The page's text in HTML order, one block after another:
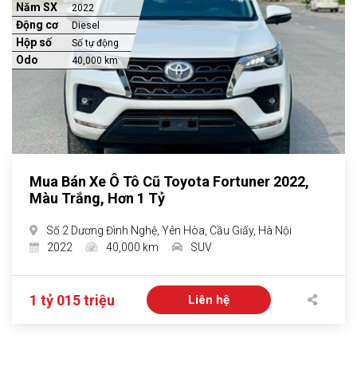
Năm SX 2022
Động cơ Diesel
Hộp số Số tự động
Odo 40,000 km
Mua Bán Xe Ô Tô Cũ Toyota Fortuner 2022,
Màu Trắng, Hơn 1 Tỷ
Số 2 Dương Đình Nghệ, Yên Hòa, Cầu Giấy, Hà Nội
2022
40,000 km SUV
1 tỷ 015 triệu Liên hệ